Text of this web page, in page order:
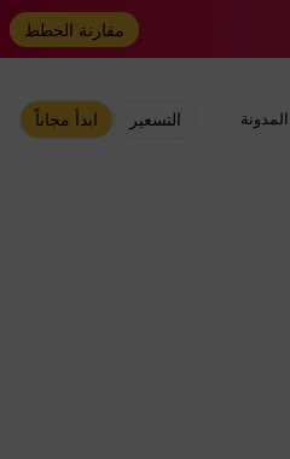
مقارنة الخطط
المدونة التسعير ابدأ مجاناً